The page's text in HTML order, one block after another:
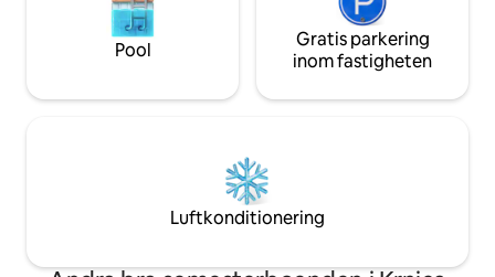
Pool
Gratis parkering
inom fastigheten
Luftkonditionering